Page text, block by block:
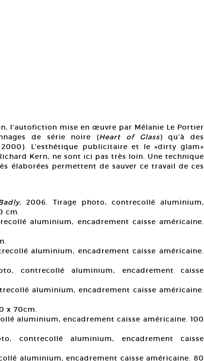
l’autofiction mise en œuvre par Mélanie Le Portier
de série noire (Heart of Glass) qu’à des
L’esthétique publicitaire et le «dirty glam»
Kern, ne sont ici pas très loin. Une technique
élaborées permettent de sauver ce travail de ces
, 2006. Tirage photo, contrecollé aluminium,
cm.
aluminium, encadrement caisse américaine.
aluminium, encadrement caisse américaine.
contrecollé aluminium, encadrement caisse
aluminium, encadrement caisse américaine.
x 70cm.
aluminium, encadrement caisse américaine. 100
contrecollé aluminium, encadrement caisse
aluminium, encadrement caisse américaine. 80